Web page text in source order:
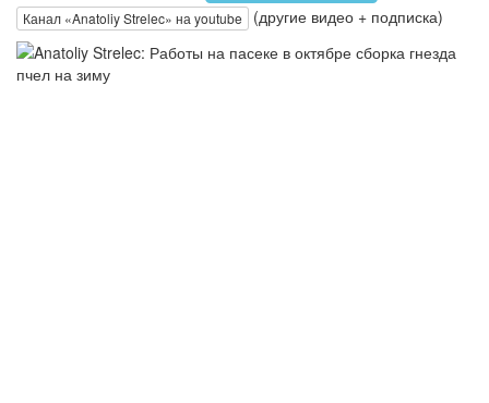
Канал «Anatoliy Strelec» на youtube (другие видео + подписка)